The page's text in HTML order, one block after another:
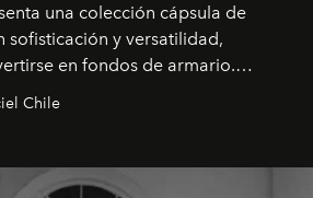
una colección cápsula de
sofisticación y versatilidad,
en fondos de armario.
el 6 de agosto.
Chile